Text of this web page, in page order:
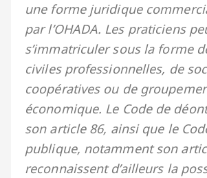
une forme juridique
par l’OHADA. Les praticiens
s’immatriculer sous la forme
civiles professionnelles, de
coopératives ou de
économique. Le Code de
son article 86, ainsi que le
publique, notamment son
reconnaissent d’ailleurs la